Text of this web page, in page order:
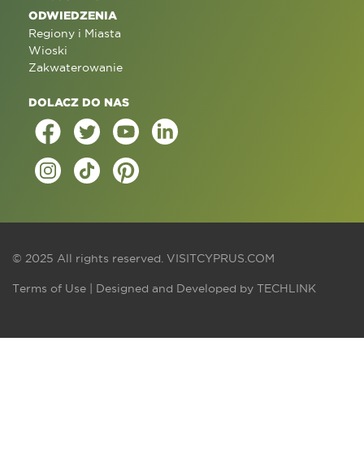
ODWIEDZENIA
Regiony i Miasta
Wioski
Zakwaterowanie
DOLACZ DO NAS
© 2025 All rights reserved. VISITCYPRUS.COM
Terms of Use | Designed and Developed by TECHLINK